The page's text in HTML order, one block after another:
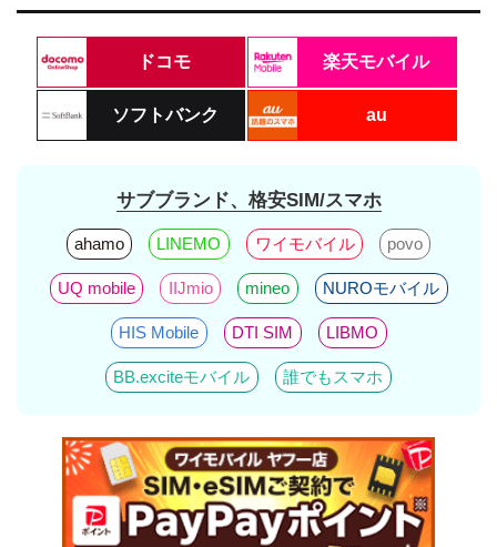
ドコモ 楽天モバイル
ソフトバンク au
サブブランド、格安SIM/スマホ
ahamo LINEMO ワイモバイル povo
UQ mobile IIJmio mineo NUROモバイル
HIS Mobile DTI SIM LIBMO
BB.exciteモバイル 誰でもスマホ